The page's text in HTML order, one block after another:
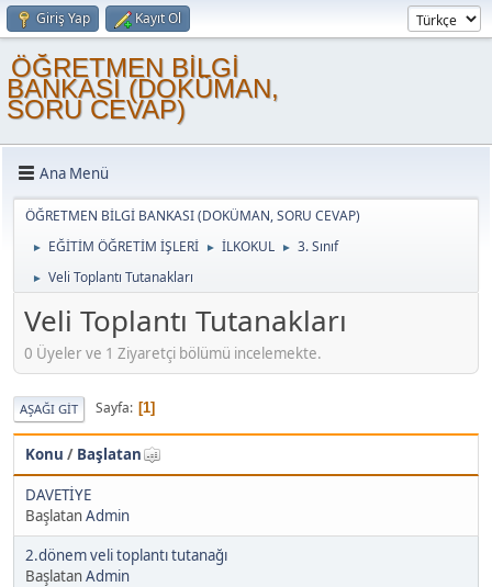
Giriş Yap Kayıt Ol
ÖĞRETMEN BİLGİ
BANKASI (DOKÜMAN,
SORU CEVAP)
Ana Menü
ÖĞRETMEN BİLGİ BANKASI (DOKÜMAN, SORU CEVAP)
► EĞİTİM ÖĞRETİM İŞLERİ ► İLKOKUL ► 3. Sınıf
► Veli Toplantı Tutanakları
Veli Toplantı Tutanakları
0 Üyeler ve 1 Ziyaretçi bölümü incelemekte.
AŞAĞI GIT Sayfa 1
Konu / Başlatan
DAVETİYE
BaşlatanAdmin
2.dönem veli toplantı tutanağı
BaşlatanAdmin